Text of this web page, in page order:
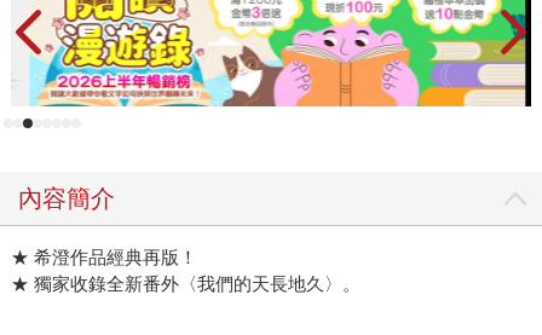
內容簡介
★ 希澄作品經典再版！
★ 獨家收錄全新番外〈我們的天長地久〉。